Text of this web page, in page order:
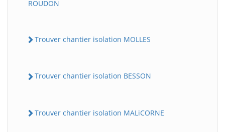
ROUDON
Trouver chantier isolation MOLLES
Trouver chantier isolation BESSON
Trouver chantier isolation MALiCORNE